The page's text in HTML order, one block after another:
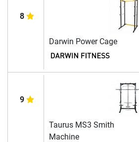
8
Darwin Power Cage
9
Taurus MS3 Smith
Machine